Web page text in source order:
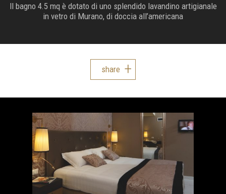
Il bagno 4.5 mq è dotato di uno splendido lavandino artigianale
in vetro di Murano, di doccia all’americana
share